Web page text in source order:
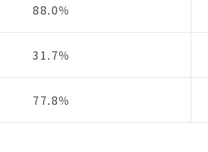
88.0％
31.7％
77.8％